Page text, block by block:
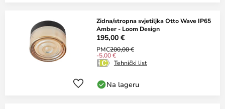
Zidna/stropna svjetiljka Otto Wave IP65
Amber - Loom Design
195,00 €
PMC200,00 €
-5,00 €
Tehnički list
Na lageru